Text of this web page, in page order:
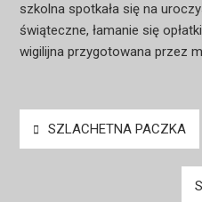
szkolna spotkała się na
świąteczne, łamanie się
wigilijna przygotowana przez
Nawigacja
wpisu
SZLACHETNA PACZKA